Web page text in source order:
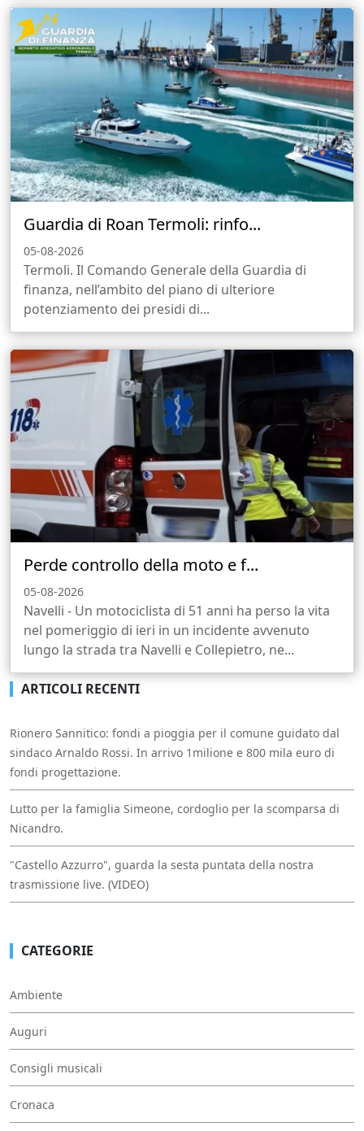
Guardia di Roan Termoli: rinfo...
05-08-2026
Termoli. Il Comando Generale della Guardia di
finanza, nell’ambito del piano di ulteriore
potenziamento dei presidi di...
Perde controllo della moto e f...
05-08-2026
Navelli - Un motociclista di 51 anni ha perso la vita
nel pomeriggio di ieri in un incidente avvenuto
lungo la strada tra Navelli e Collepietro, ne...
ARTICOLI RECENTI
Rionero Sannitico: fondi a pioggia per il comune guidato dal
sindaco Arnaldo Rossi. In arrivo 1milione e 800 mila euro di
fondi progettazione.
Lutto per la famiglia Simeone, cordoglio per la scomparsa di
Nicandro.
"Castello Azzurro", guarda la sesta puntata della nostra
trasmissione live. (VIDEO)
CATEGORIE
Ambiente
Auguri
Consigli musicali
Cronaca